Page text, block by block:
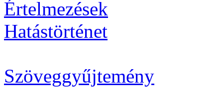
Értelmezések
Hatástörténet
Szöveggyűjtemény